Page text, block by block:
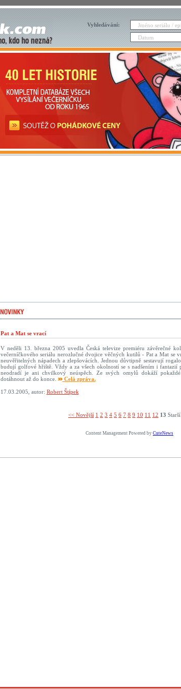
Vyhledávání:
Pat a Mat se vrací
V neděli 13. března 2005 uvedla Česká televize premiéru závěrečné
večerníčkového seriálu nerozlučné dvojice věčných kutilů - Pat a Mat se
neuvěřitelných nápadech a zlepšovácích. Jednou důvtipně sestavují
budují golfové hřiště. Vždy a za všech okolností se s nadšením i fantazií
neodradí je ani chvilkový neúspěch. Ze svých omylů dokáží
dotáhnout až do konce.
Celá zpráva.
17.03.2005, autor: Robert Štípek
<< Novější­ 1 2 3 4 5 6 7 8 9 10 11 12 13
Content Management Powered by CuteNews